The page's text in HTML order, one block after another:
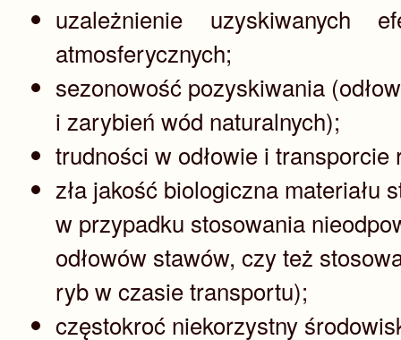
uzależnienie uzyskiwanych
atmosferycznych;
sezonowość pozyskiwania
i zarybień wód naturalnych);
trudności w odłowie i
zła jakość biologiczna materiału
w przypadku stosowania
odłowów stawów, czy też
ryb w czasie transportu);
częstokroć niekorzystny